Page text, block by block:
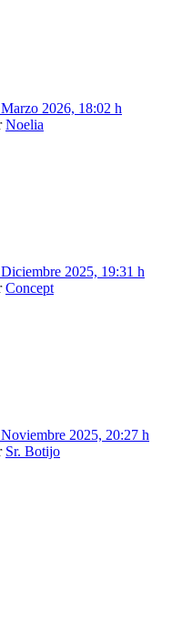
2026, 18:02 h
Noelia
2025, 19:31 h
Concept
2025, 20:27 h
Sr. Botijo